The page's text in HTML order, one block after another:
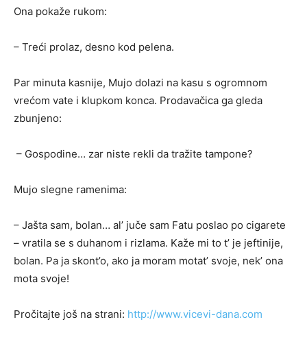
Ona pokaže rukom:
– Treći prolaz, desno kod pelena.
Par minuta kasnije, Mujo dolazi na kasu s ogromnom
vrećom vate i klupkom konca. Prodavačica ga gleda
zbunjeno:
– Gospodine… zar niste rekli da tražite tampone?
Mujo slegne ramenima:
– Jašta sam, bolan… al’ juče sam Fatu poslao po cigarete
– vratila se s duhanom i rizlama. Kaže mi to t’ je jeftinije,
bolan. Pa ja skont’o, ako ja moram motat’ svoje, nek’ ona
mota svoje!
Pročitajte još na strani: http://www.vicevi-dana.com